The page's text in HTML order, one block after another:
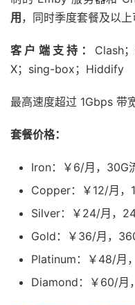
用，同时季度套餐及以上
客户端支持： Clash
X；sing-box；Hiddify
最高速度超过 1Gbps 带
套餐价格：
Iron：￥6/月，30G
Copper：￥12/月，
Silver：￥24/月，
Gold：￥36/月，
Platinum：￥48/月
Diamond：￥60/月